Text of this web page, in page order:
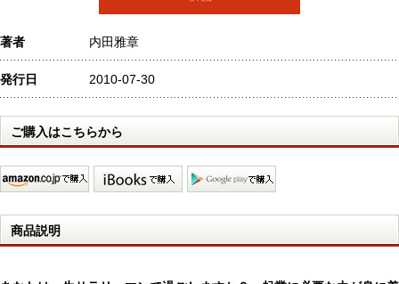
著者 内田雅章
発行日 2010-07-30
ご購入はこちらから
商品説明